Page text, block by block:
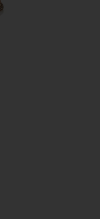
1130